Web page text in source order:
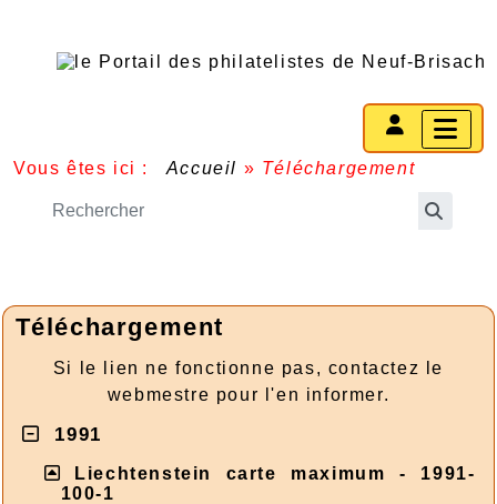
Vous êtes ici : Accueil » Téléchargement
Téléchargement
Si le lien ne fonctionne pas, contactez le
webmestre pour l'en informer.
1991
Liechtenstein carte maximum - 1991-
100-1